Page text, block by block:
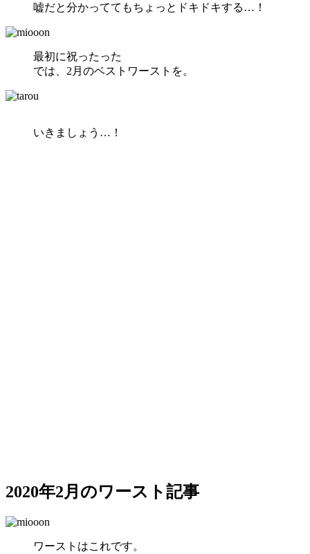
嘘だと分かっててもちょっとドキドキする…！
最初に祝ったった
では、2月のベストワーストを。
いきましょう…！
2020年2月のワースト記事
ワーストはこれです。